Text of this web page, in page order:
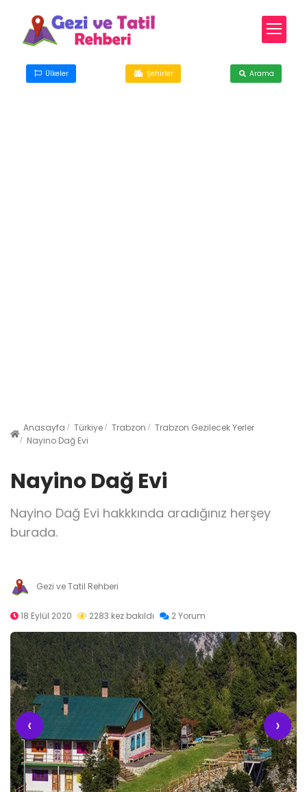
Ülkeler Şehirler Arama
Anasayfa Türkiye Trabzon
Trabzon Gezilecek Yerler
Nayino Dağ Evi
Nayino Dağ Evi
Nayino Dağ Evi hakkkında aradığınız herşey
burada.
Gezi ve Tatil Rehberi
18 Eylül 2020 2283 kez bakıldı 2 Yorum
‹ ›